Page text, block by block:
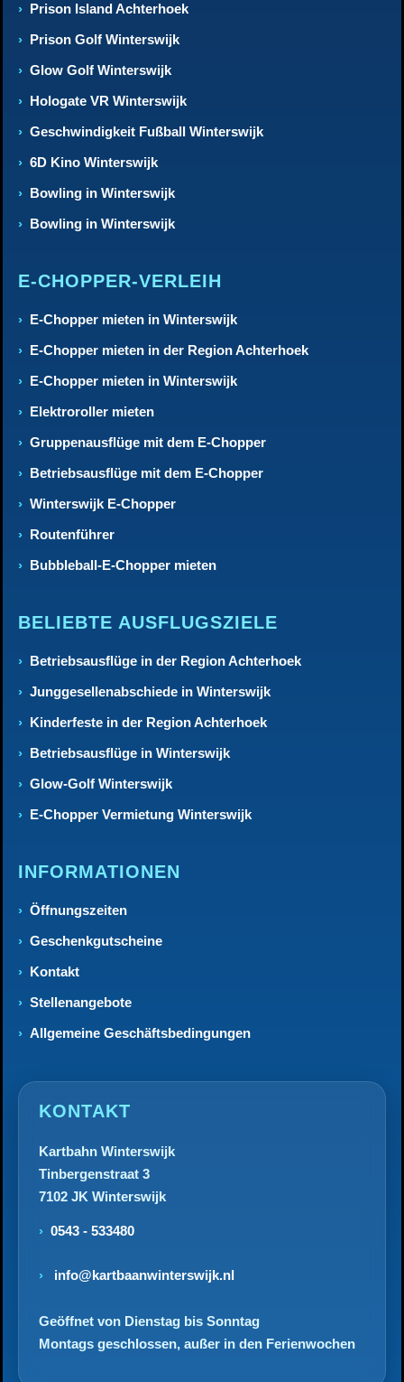
Prison Island Achterhoek
Prison Golf Winterswijk
Glow Golf Winterswijk
Hologate VR Winterswijk
Geschwindigkeit Fußball Winterswijk
6D Kino Winterswijk
Bowling in Winterswijk
Bowling in Winterswijk
E-CHOPPER-VERLEIH
E-Chopper mieten in Winterswijk
E-Chopper mieten in der Region Achterhoek
E-Chopper mieten in Winterswijk
Elektroroller mieten
Gruppenausflüge mit dem E-Chopper
Betriebsausflüge mit dem E-Chopper
Winterswijk E-Chopper
Routenführer
Bubbleball-E-Chopper mieten
BELIEBTE AUSFLUGSZIELE
Betriebsausflüge in der Region Achterhoek
Junggesellenabschiede in Winterswijk
Kinderfeste in der Region Achterhoek
Betriebsausflüge in Winterswijk
Glow-Golf Winterswijk
E-Chopper Vermietung Winterswijk
INFORMATIONEN
Öffnungszeiten
Geschenkgutscheine
Kontakt
Stellenangebote
Allgemeine Geschäftsbedingungen
KONTAKT
Kartbahn Winterswijk
Tinbergenstraat 3
7102 JK Winterswijk
0543 - 533480
info@kartbaanwinterswijk.nl
Geöffnet von Dienstag bis Sonntag
Montags geschlossen, außer in den Ferienwochen